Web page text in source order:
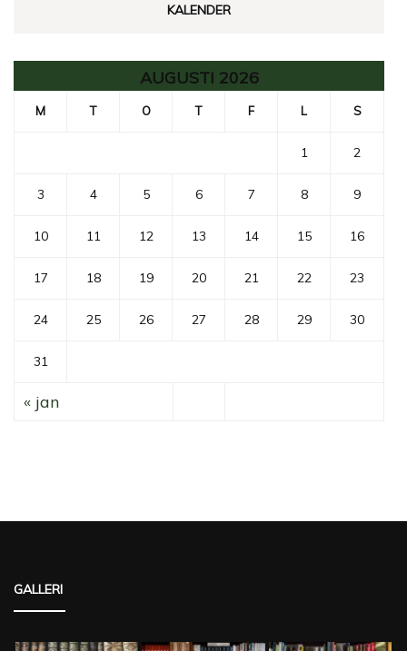
KALENDER
AUGUSTI 2026
M T O T F L S
1 2
3 4 5 6 7 8 9
10 11 12 13 14 15 16
17 18 19 20 21 22 23
24 25 26 27 28 29 30
31
« jan
GALLERI